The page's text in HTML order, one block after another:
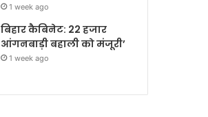
1 week ago
बिहार कैबिनेट: 22 हजार
आंगनबाड़ी बहाली को मंजूरी’
1 week ago